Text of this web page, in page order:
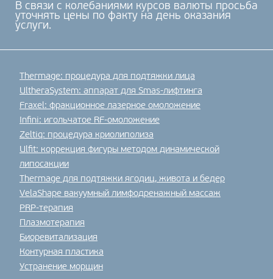
В связи с колебаниями курсов валюты просьба
уточнять цены по факту на день оказания
услуги.
Thermage: процедура для подтяжки лица
UltheraSystem: аппарат для Smas-лифтинга
Fraxel: фракционное лазерное омоложение
Infini: игольчатое RF-омоложение
Zeltiq: процедура криолиполиза
Ulfit: коррекция фигуры методом динамической
липосакции
Thermage для подтяжки ягодиц, живота и бедер
VelaShape вакуумный лимфодренажный массаж
PRP-терапия
Плазмотерапия
Биоревитализация
Контурная пластика
Устранение морщин